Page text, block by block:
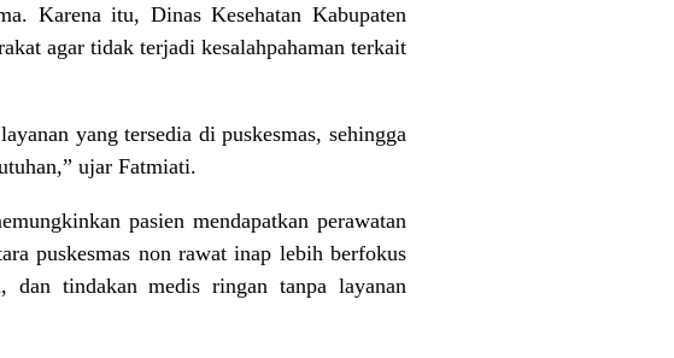
Karena itu, Dinas Kesehatan Kabupaten
agar tidak terjadi kesalahpahaman terkait
yang tersedia di puskesmas, sehingga
ujar Fatmiati.
pasien mendapatkan perawatan
puskesmas non rawat inap lebih berfokus
dan tindakan medis ringan tanpa layanan